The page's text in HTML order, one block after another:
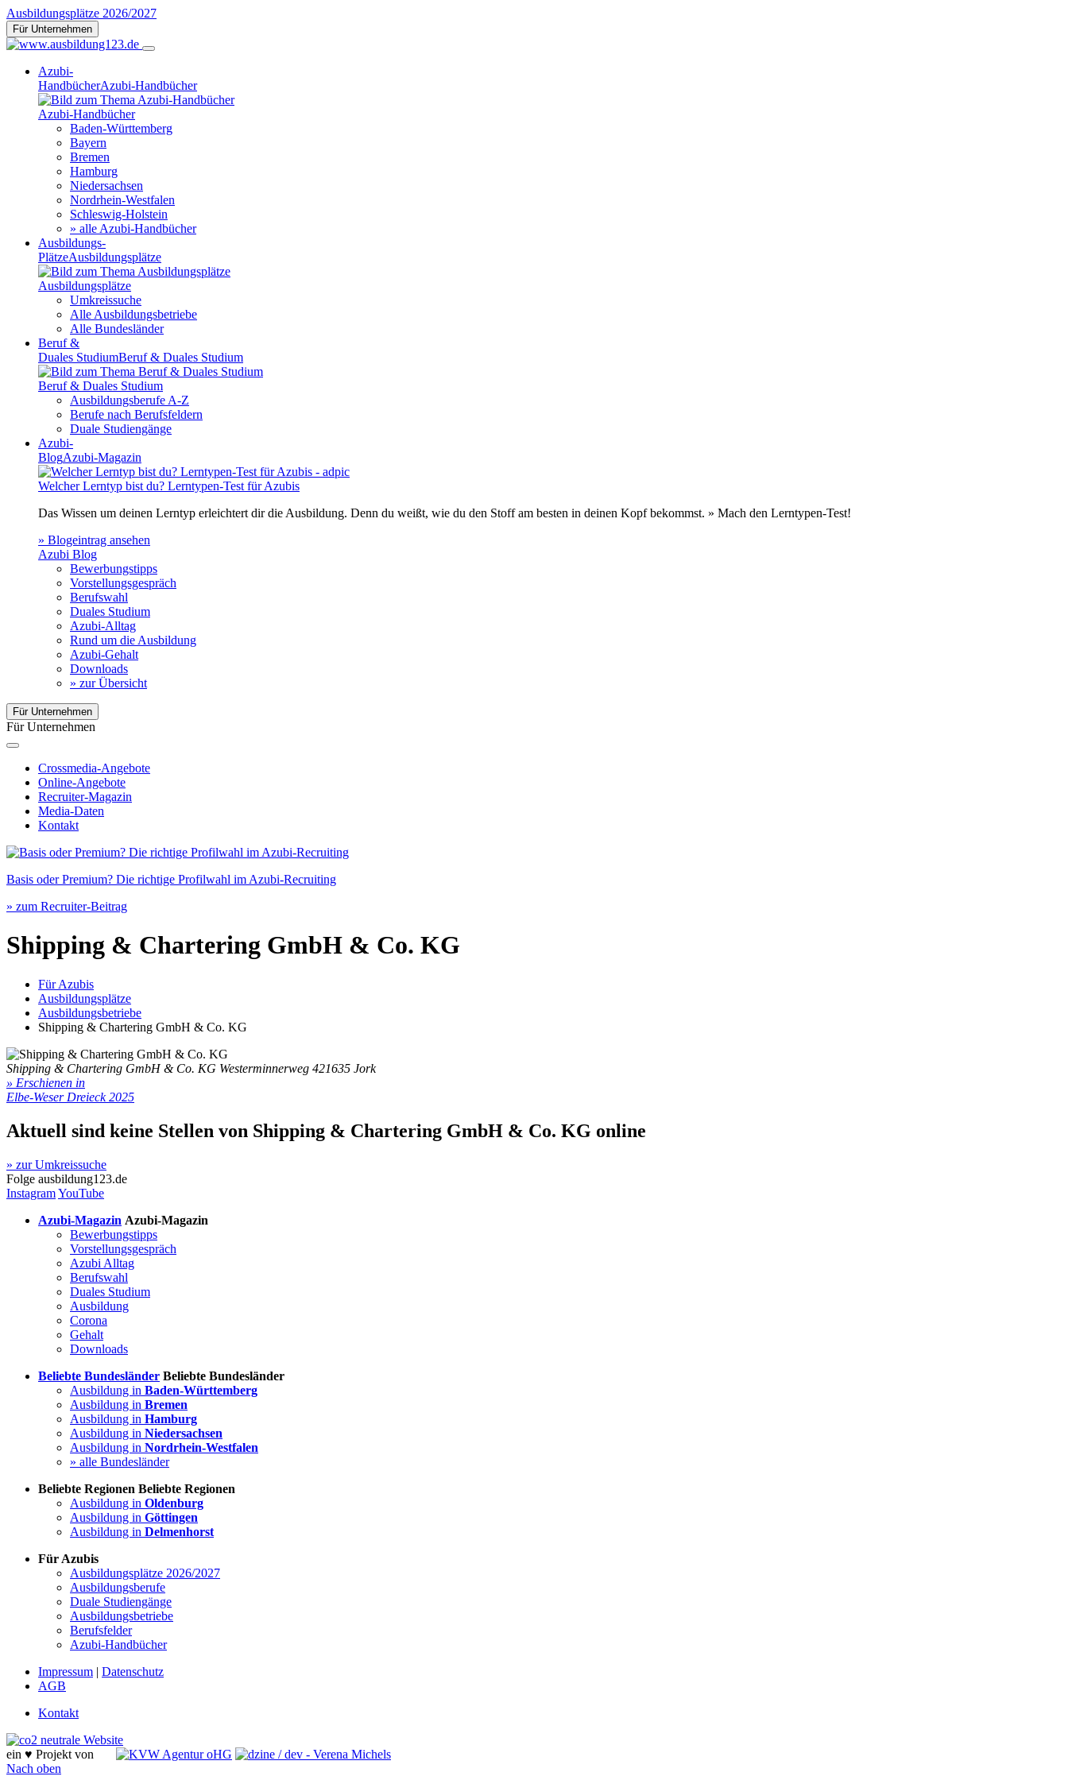
Ausbildungsplätze 2026/2027
Für Unternehmen
Azubi-
HandbücherAzubi-Handbücher
Azubi-Handbücher
Baden-Württemberg
Bayern
Bremen
Hamburg
Niedersachsen
Nordrhein-Westfalen
Schleswig-Holstein
» alle Azubi-Handbücher
Ausbildungs-
PlätzeAusbildungsplätze
Ausbildungsplätze
Umkreissuche
Alle Ausbildungsbetriebe
Alle Bundesländer
Beruf &
Duales StudiumBeruf & Duales Studium
Beruf & Duales Studium
Ausbildungsberufe A-Z
Berufe nach Berufsfeldern
Duale Studiengänge
Azubi-
BlogAzubi-Magazin
Welcher Lerntyp bist du? Lerntypen-Test für Azubis
Das Wissen um deinen Lerntyp erleichtert dir die Ausbildung. Denn du weißt, wie du den Stoff am besten in deinen Kopf bekommst. » Mach den Lerntypen-Test!
» Blogeintrag ansehen
Azubi Blog
Bewerbungstipps
Vorstellungsgespräch
Berufswahl
Duales Studium
Azubi-Alltag
Rund um die Ausbildung
Azubi-Gehalt
Downloads
» zur Übersicht
Für Unternehmen
Für Unternehmen
Crossmedia-Angebote
Online-Angebote
Recruiter-Magazin
Media-Daten
Kontakt
Basis oder Premium? Die richtige Profilwahl im Azubi-Recruiting
» zum Recruiter-Beitrag
Shipping & Chartering GmbH & Co. KG
Für Azubis
Ausbildungsplätze
Ausbildungsbetriebe
Shipping & Chartering GmbH & Co. KG
Shipping & Chartering GmbH & Co. KG Westerminnerweg 421635 Jork
» Erschienen in
Elbe-Weser Dreieck 2025
Aktuell sind keine Stellen von Shipping & Chartering GmbH & Co. KG online
» zur Umkreissuche
Folge ausbildung123.de
InstagramYouTube
Azubi-Magazin Azubi-Magazin
Bewerbungstipps
Vorstellungsgespräch
Azubi Alltag
Berufswahl
Duales Studium
Ausbildung
Corona
Gehalt
Downloads
Beliebte Bundesländer Beliebte Bundesländer
Ausbildung in Baden-Württemberg
Ausbildung in Bremen
Ausbildung in Hamburg
Ausbildung in Niedersachsen
Ausbildung in Nordrhein-Westfalen
» alle Bundesländer
Beliebte Regionen Beliebte Regionen
Ausbildung in Oldenburg
Ausbildung in Göttingen
Ausbildung in Delmenhorst
Für Azubis
Ausbildungsplätze 2026/2027
Ausbildungsberufe
Duale Studiengänge
Ausbildungsbetriebe
Berufsfelder
Azubi-Handbücher
Impressum | Datenschutz
AGB
Kontakt
ein ♥ Projekt von
Nach oben